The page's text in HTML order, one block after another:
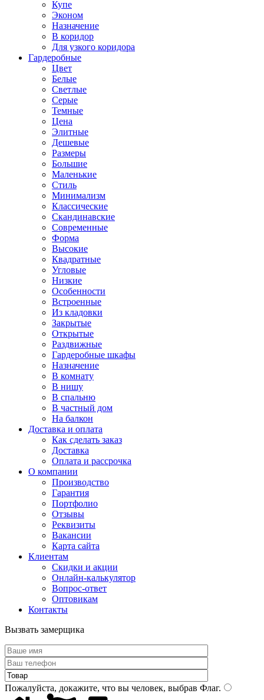
Купе
Эконом
Назначение
В коридор
Для узкого коридора
Гардеробные
Цвет
Белые
Светлые
Серые
Темные
Цена
Элитные
Дешевые
Размеры
Большие
Маленькие
Стиль
Минимализм
Классические
Скандинавские
Современные
Форма
Высокие
Квадратные
Угловые
Низкие
Особенности
Встроенные
Из кладовки
Закрытые
Открытые
Раздвижные
Гардеробные шкафы
Назначение
В комнату
В нишу
В спальню
В частный дом
На балкон
Доставка и оплата
Как сделать заказ
Доставка
Оплата и рассрочка
О компании
Производство
Гарантия
Портфолио
Отзывы
Реквизиты
Вакансии
Карта сайта
Клиентам
Скидки и акции
Онлайн-калькулятор
Вопрос-ответ
Оптовикам
Контакты
Вызвать замерщика
Пожалуйста, докажите, что вы человек, выбрав Флаг.